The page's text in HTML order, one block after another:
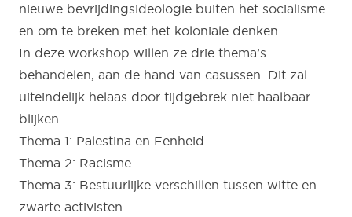
nieuwe bevrijdingsideologie buiten het socialisme
en om te breken met het koloniale denken.
In deze workshop willen ze drie thema’s
behandelen, aan de hand van casussen. Dit zal
uiteindelijk helaas door tijdgebrek niet haalbaar
blijken.
Thema 1: Palestina en Eenheid
Thema 2: Racisme
Thema 3: Bestuurlijke verschillen tussen witte en
zwarte activisten